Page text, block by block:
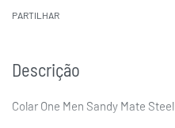
PARTILHAR
Descrição
Colar One Men Sandy Mate Steel